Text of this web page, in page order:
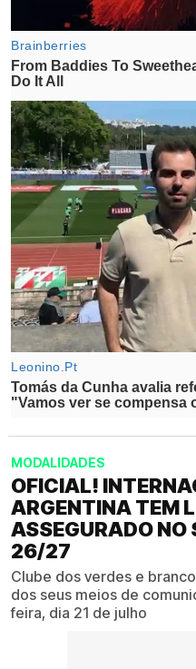
MODALIDADES
OFICIAL!
ARGENTINA TEM
ASSEGURADO NO
26/27
Clube dos verdes e
dos seus meios de
feira, dia 21 de julho